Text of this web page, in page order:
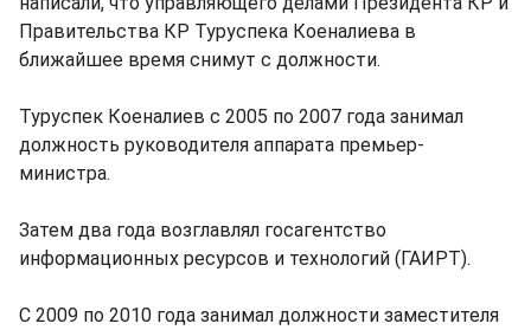
Правительства КР Туруспека Коеналиева в
ближайшее время снимут с должности.
Туруспек Коеналиев с 2005 по 2007 года занимал
должность руководителя аппарата премьер-
министра.
Затем два года возглавлял госагентство
информационных ресурсов и технологий (ГАИРТ).
С 2009 по 2010 года занимал должности заместителя